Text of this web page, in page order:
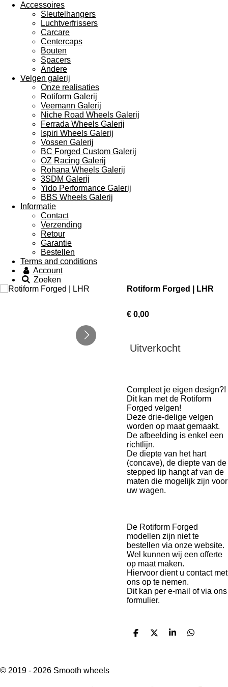
Accessoires
Sleutelhangers
Luchtverfrissers
Carcare
Centercaps
Bouten
Spacers
Andere
Velgen galerij
Onze realisaties
Rotiform Galerij
Veemann Galerij
Niche Road Wheels Galerij
Ferrada Wheels Galerij
Ispiri Wheels Galerij
Vossen Galerij
BC Forged Custom Galerij
OZ Racing Galerij
Rohana Wheels Galerij
3SDM Galerij
Yido Performance Galerij
BBS Wheels Galerij
Informatie
Contact
Verzending
Retour
Garantie
Bestellen
Terms and conditions
Account
Zoeken
Rotiform Forged | LHR
€ 0,00
Uitverkocht
Compleet je eigen design?!
Dit kan met de Rotiform
Forged velgen!
Deze drie-delige velgen
worden op maat gemaakt.
De afbeelding is enkel een
richtlijn.
De diepte van het hart
(concave), de diepte van de
stepped lip hangt af van de
maten die mogelijk zijn voor
uw wagen.
De Rotiform Forged
modellen zijn niet te
bestellen via onze website.
Wel kunnen wij een offerte
op maat maken.
Hiervoor dient u contact met
ons op te nemen.
Dit kan per e-mail of via ons
formulier.
D
D
S
D
© 2019 - 2026 Smooth wheels